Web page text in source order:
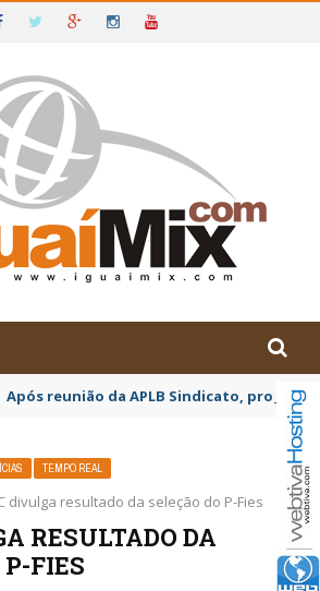
DA BAHIA
Após reunião da APLB Sindicato,
TEMPO REAL
divulga resultado da seleção do P-Fies
RESULTADO DA
P-FIES